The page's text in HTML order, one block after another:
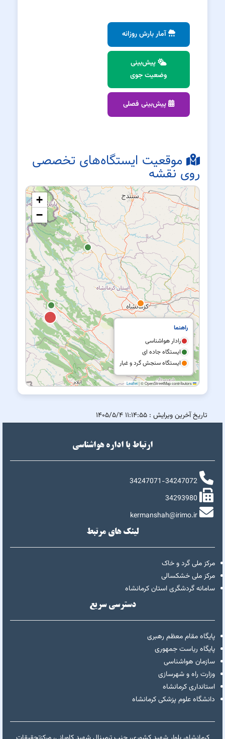
آمار بارش روزانه
پیش‌بینی
وضعیت جوی
پیش‌بینی فصلی
موقعیت ایستگاه‌های تخصصی
روی نقشه
+
−
راهنما
رادار هواشناسی
ایستگاه جاده ای
ایستگاه سنجش گرد و غبار
Leaflet
|© OpenStreetMap contributors
تاریخ آخرین ویرایش : ۱۱:۱۴:۵۵ ۱۴۰۵/۵/۴
ارتباط با اداره هواشناسی
34247071-34247072
34293980
kermanshah@irimo.ir
لینک های مرتبط
مرکز ملی گرد و خاک
مرکز ملی خشکسالی
سامانه گردشگری استان کرمانشاه
دسترسی سریع
پایگاه مقام معظم رهبری
پایگاه ریاست جمهوری
سازمان هواشناسی
وزارت راه و شهرسازی
استانداری کرمانشاه
دانشگاه علوم پزشکی کرمانشاه